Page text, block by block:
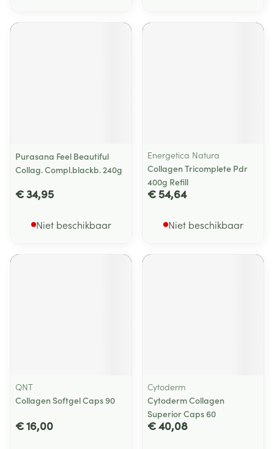
Purasana Feel Beautiful
Collag. Compl.blackb. 240g
€ 34,95
Niet beschikbaar
Energetica Natura
Collagen Tricomplete Pdr
400g Refill
€ 54,64
Niet beschikbaar
QNT
Collagen Softgel Caps 90
€ 16,00
Cytoderm
Cytoderm Collagen
Superior Caps 60
€ 40,08